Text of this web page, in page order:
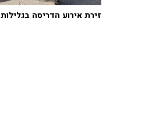
זירת אירוע הדריסה בגלילות